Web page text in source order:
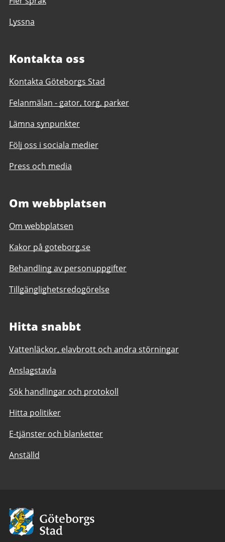
Lyssna
Kontakta oss
Kontakta Göteborgs Stad
Felanmälan - gator, torg, parker
Lämna synpunkter
Följ oss i sociala medier
Press och media
Om webbplatsen
Om webbplatsen
Kakor på goteborg.se
Behandling av personuppgifter
Tillgänglighetsredogörelse
Hitta snabbt
Vattenläckor, elavbrott och andra störningar
Anslagstavla
Sök handlingar och protokoll
Hitta politiker
E-tjänster och blanketter
Anställd
Avsändare:
Göteborgs
Stad